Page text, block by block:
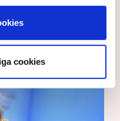
cookies